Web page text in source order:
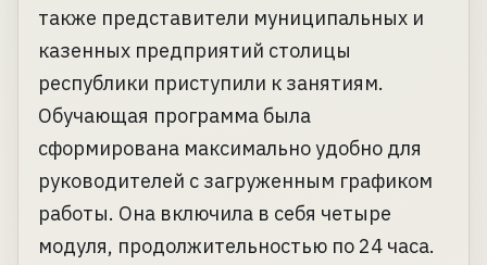
также представители муниципальных и
казенных предприятий столицы
республики приступили к занятиям.
Обучающая программа была
сформирована максимально удобно для
руководителей с загруженным графиком
работы. Она включила в себя четыре
модуля, продолжительностью по 24 часа.